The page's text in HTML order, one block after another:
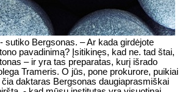
sutiko Bergsonas. – Ar kada girdėjote
pavadinimą? Įsitikinęs, kad ne. tad štai,
– ir yra tas preparatas, kurį išrado
Trameris. O jūs, pone prokurore, puikiai
čia daktaras Bergsonas daugiaprasmiškai